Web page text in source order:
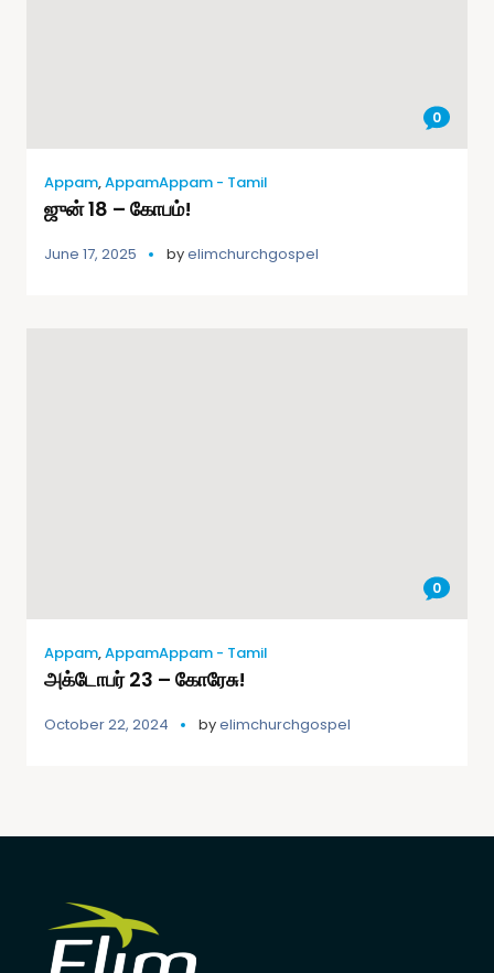
0
Appam,AppamAppam - Tamil
ஜுன் 18 – கோபம்!
June 17, 2025 byelimchurchgospel
0
Appam,AppamAppam - Tamil
அக்டோபர் 23 – கோரேசு!
October 22, 2024 byelimchurchgospel